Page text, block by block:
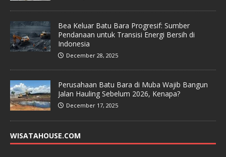
Bea Keluar Batu Bara Progresif: Sumber
Pendanaan untuk Transisi Energi Bersih di
Indonesia
December 28, 2025
Perusahaan Batu Bara di Muba Wajib Bangun
Jalan Hauling Sebelum 2026, Kenapa?
December 17, 2025
WISATAHOUSE.COM